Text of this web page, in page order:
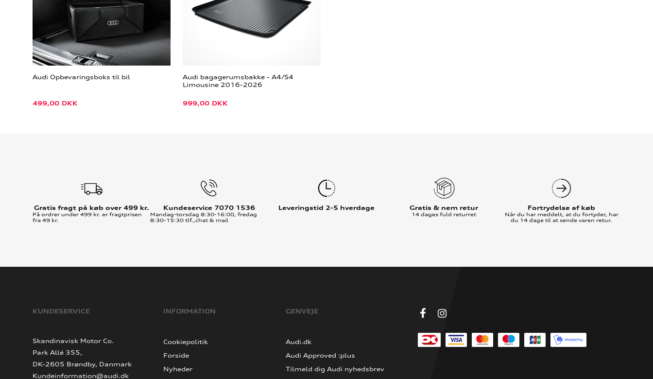
Audi Opbevaringsboks til bil
499,00 DKK
Audi bagagerumsbakke - A4/S4
Limousine 2016-2026
999,00 DKK
Gratis fragt på køb over 499 kr.
På ordrer under 499 kr. er fragtprisen
fra 49 kr.
Kundeservice 7070 1536
Mandag-torsdag 8:30-16:00, fredag
8:30-15:30 tlf.,chat & mail
Leveringstid 2-5 hverdage Gratis & nem retur
14 dages fuld returret
Fortrydelse af køb
Når du har meddelt, at du fortyder, har
du 14 dage til at sende varen retur.
KUNDESERVICE
Skandinavisk Motor Co.
Park Allé 355,
DK-2605 Brøndby, Danmark
Kundeinformation@audi.dk
INFORMATION
Cookiepolitik
Forside
Nyheder
GENVEJE
Audi.dk
Audi Approved :plus
Tilmeld dig Audi nyhedsbrev